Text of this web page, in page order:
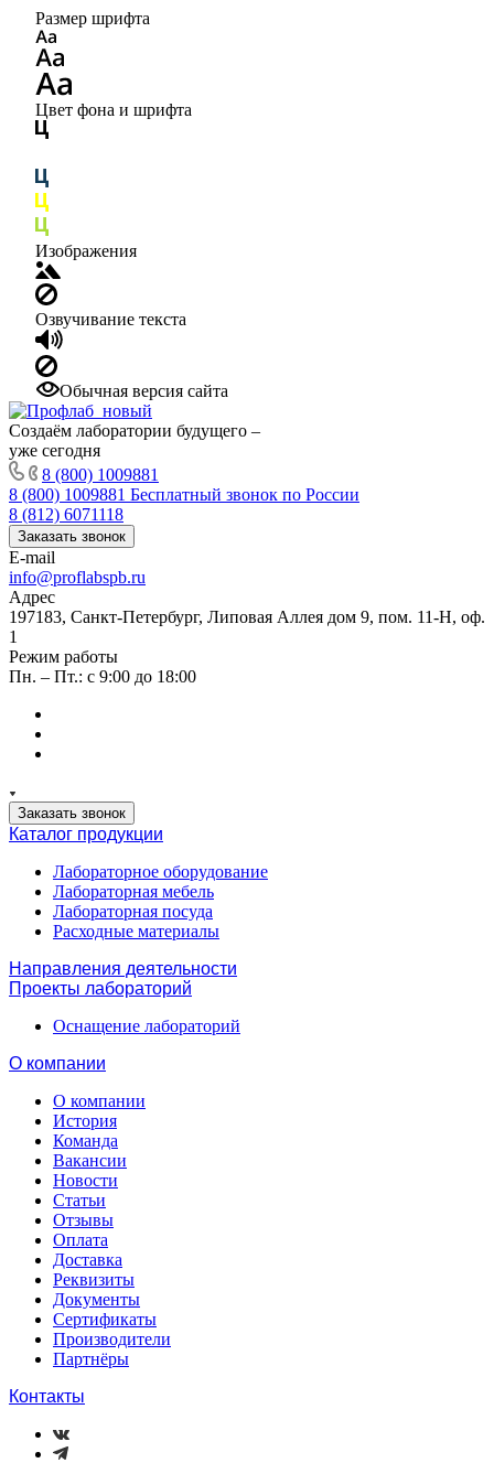
Размер шрифта
Цвет фона и шрифта
Изображения
Озвучивание текста
Обычная версия сайта
Создаём лаборатории будущего –
уже сегодня
8 (800) 1009881
8 (800) 1009881 Бесплатный звонок по России
8 (812) 6071118
Заказать звонок
E-mail
info@proflabspb.ru
Адрес
197183, Санкт-Петербург, Липовая Аллея дом 9, пом. 11-Н, оф.
1
Режим работы
Пн. – Пт.: с 9:00 до 18:00
Заказать звонок
Каталог продукции
Лабораторное оборудование
Лабораторная мебель
Лабораторная посуда
Расходные материалы
Направления деятельности
Проекты лабораторий
Оснащение лабораторий
О компании
О компании
История
Команда
Вакансии
Новости
Статьи
Отзывы
Оплата
Доставка
Реквизиты
Документы
Сертификаты
Производители
Партнёры
Контакты